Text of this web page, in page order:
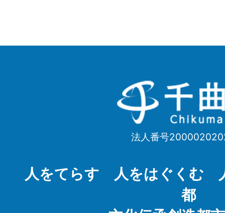
千
曲
Chikuma
法人番号
人をてらす 人をはぐくむ
都